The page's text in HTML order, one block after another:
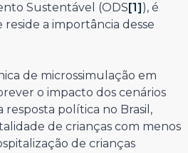
Sustentável (ODS[1]), é
a importância desse
de microssimulação em
o impacto dos cenários
resposta política no Brasil,
de crianças com menos
de crianças